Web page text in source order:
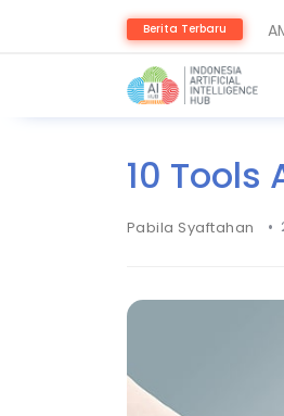
Berita Terbaru
10 Tools
Pabila Syaftahan •